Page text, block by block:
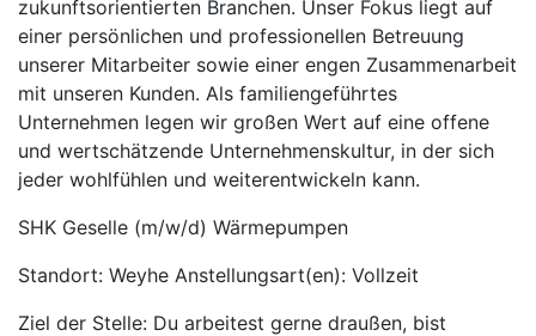
zukunftsorientierten Branchen. Unser Fokus liegt auf
einer persönlichen und professionellen Betreuung
unserer Mitarbeiter sowie einer engen Zusammenarbeit
mit unseren Kunden. Als familiengeführtes
Unternehmen legen wir großen Wert auf eine offene
und wertschätzende Unternehmenskultur, in der sich
jeder wohlfühlen und weiterentwickeln kann.
SHK Geselle (m/w/d) Wärmepumpen
Standort: Weyhe Anstellungsart(en): Vollzeit
Ziel der Stelle: Du arbeitest gerne draußen, bist